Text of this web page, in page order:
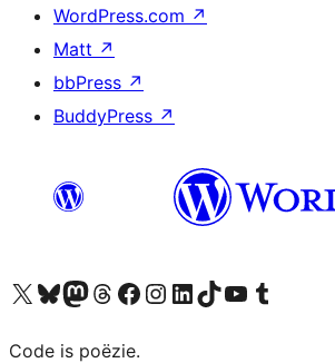
WordPress.com ↗
Matt ↗
bbPress ↗
BuddyPress ↗
Bezoek ons X (voorheen Twitter) account
Bezoek ons Bluesky account
Bezoek ons Mastodon account
Bezoek ons Threads account
Onze Facebook pagina bezoeken
Bezoek ons Instagram account
Bezoek ons LinkedIn account
Bezoek ons TikTok account
Bezoek ons YouTube kanaalBezoek ons Tumblr account
Code is poëzie.